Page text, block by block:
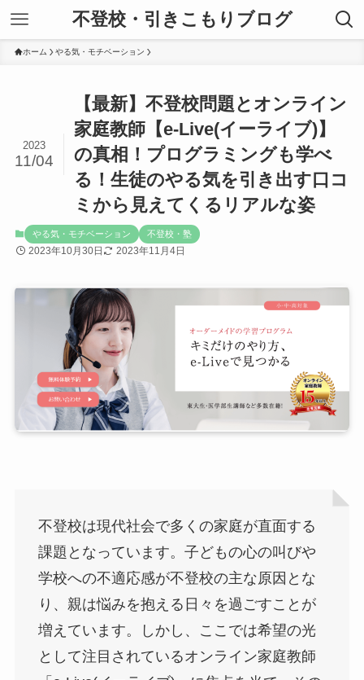
不登校・引きこもりブログ
ホーム やる気・モチベーション
【最新】不登校問題とオンライン
家庭教師​【e-Live(イーライブ)】
の真相！プログラミングも学べ
る！生徒のやる気を引き出す口コ
ミから見えてくるリアルな姿
2023
11/04
やる気・モチベーション 不登校・塾
2023年10月30日 2023年11月4日
不登校は現代社会で多くの家庭が直面する
課題となっています。子どもの心の叫びや
学校への不適応感が不登校の主な原因とな
り、親は悩みを抱える日々を過ごすことが
増えています。しかし、ここでは希望の光
として注目されているオンライン家庭教師